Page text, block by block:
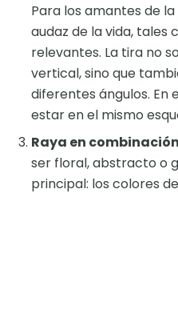
Para los amantes de
audaz de la vida, tales
relevantes. La tira no
vertical, sino que
diferentes ángulos. En
estar en el mismo
Raya en
ser floral, abstracto o
principal: los colores